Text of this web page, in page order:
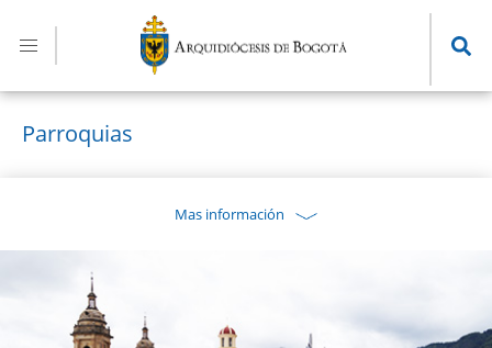
contenido
principal
Parroquias
Mas información